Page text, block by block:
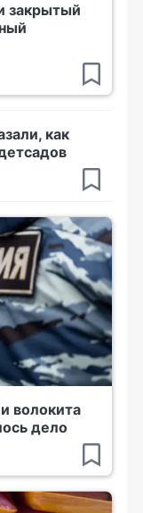
закрытый
как
волокита
дело